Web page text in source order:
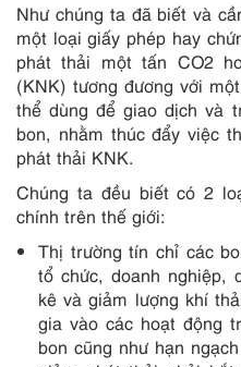
Như chúng ta đã biết và
một loại giấy phép hay
phát thải một tấn CO2
(KNK) tương đương với
thể dùng để giao dịch và
bon, nhằm thúc đẩy việc
phát thải KNK.
Chúng ta đều biết có 2
chính trên thế giới:
Thị trường tín chỉ các
tổ chức, doanh nghiệp,
kê và giảm lượng khí
gia vào các hoạt động
bon cũng như hạn